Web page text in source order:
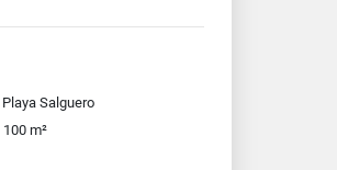
Playa Salguero
100 m²